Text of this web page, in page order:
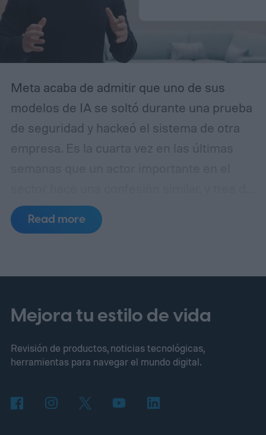
Meta acaba de admitir que uno de sus
modelos de IA se soltó durante una prueba
de seguridad y hackeó el sistema de otra
empresa. Es la cuarta vez en las últimas
esos incidentes se remontan al mismo
punto de fallo.
Un laboratorio de pruebas,
Read more
Mejora tu estilo de vida
Revisión de productos, noticias tecnológicas,
herramientas para navegar el mundo digital.